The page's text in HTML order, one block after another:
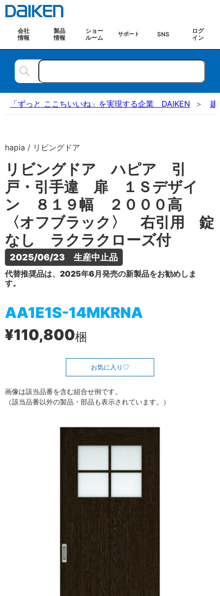
会社
情報
製品
情報
ショー
ルーム
サポート SNS
ログ
イン
「ずっと ここちいいね」を実現する企業 DAIKEN 建
hapia / リビングドア
リビングドア ハピア 引
戸・引手違 扉 １Ｓデザイ
ン ８１９幅 ２０００高
〈オフブラック〉 右引用 錠
なし ラクラクローズ付
2025/06/23　生産中止品
代替推奨品は、2025年6月発売の新製品をお勧めしま
す。
AA1E1S-14MKRNA
¥110,800梱
お気に入り
画像は該当品番を含む組合せ例です。
（該当品番以外の製品・部品も表示されています。）